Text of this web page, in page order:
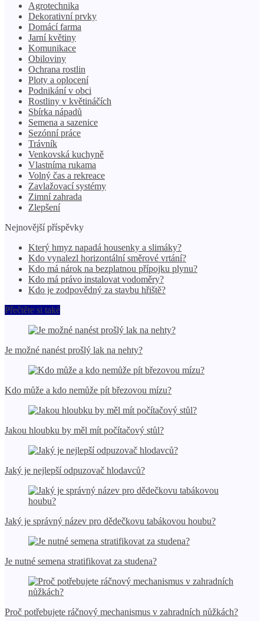
Agrotechnika
Dekorativní prvky
Domácí farma
Jarní květiny
Komunikace
Obiloviny
Ochrana rostlin
Ploty a oplocení
Podnikání v obci
Rostliny v květináčích
Sbírka nápadů
Semena a sazenice
Sezónní práce
Trávník
Venkovská kuchyně
Vlastníma rukama
Volný čas a rekreace
Zavlažovací systémy
Zimní zahrada
Zlepšení
Nejnovější příspěvky
Který hmyz napadá housenky a slimáky?
Kdo vynalezl horizontální směrové vrtání?
Kdo má nárok na bezplatnou přípojku plynu?
Kdo má právo instalovat vodoměry?
Kdo je zodpovědný za stavbu hřiště?
Přečtěte si také
Je možné nanést prošlý lak na nehty?
Kdo může a kdo nemůže pít březovou mízu?
Jakou hloubku by měl mít počítačový stůl?
Jaký je nejlepší odpuzovač hlodavců?
Jaký je správný název pro dědečkovu tabákovou houbu?
Je nutné semena stratifikovat za studena?
Proč potřebujete ráčnový mechanismus v zahradních nůžkách?